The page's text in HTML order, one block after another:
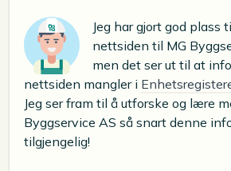
Jeg har gjort god plass
nettsiden til MG
men det ser ut til at
nettsiden mangler i
Jeg ser fram til å utforske og lære
Byggservice AS så snart denne
tilgjengelig!